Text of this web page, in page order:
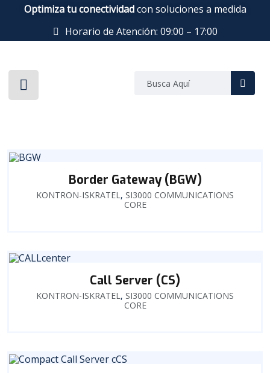
Optimiza tu conectividadcon soluciones a medida
Horario de Atención: 09:00 – 17:00
Border Gateway (BGW)
KONTRON-ISKRATEL , SI3000 COMMUNICATIONS
CORE
Call Server (CS)
KONTRON-ISKRATEL, SI3000 COMMUNICATIONS
CORE